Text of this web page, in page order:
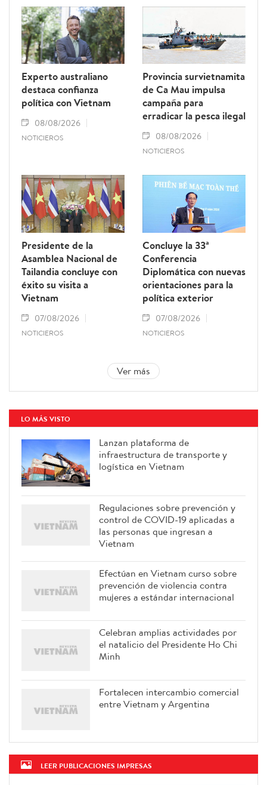
Experto australiano
destaca confianza
política con Vietnam
08/08/2026
NOTICIEROS
Provincia survietnamita
de Ca Mau impulsa
campaña para
erradicar la pesca ilegal
08/08/2026
NOTICIEROS
Presidente de la
Asamblea Nacional de
Tailandia concluye con
éxito su visita a
Vietnam
07/08/2026
NOTICIEROS
Concluye la 33ª
Conferencia
Diplomática con nuevas
orientaciones para la
política exterior
07/08/2026
NOTICIEROS
Ver más
LO MÁS VISTO
Lanzan plataforma de
infraestructura de transporte y
logística en Vietnam
Regulaciones sobre prevención y
control de COVID-19 aplicadas a
las personas que ingresan a
Vietnam
Efectúan en Vietnam curso sobre
prevención de violencia contra
mujeres a estándar internacional
Celebran amplias actividades por
el natalicio del Presidente Ho Chi
Minh
Fortalecen intercambio comercial
entre Vietnam y Argentina
LEER PUBLICACIONES IMPRESAS